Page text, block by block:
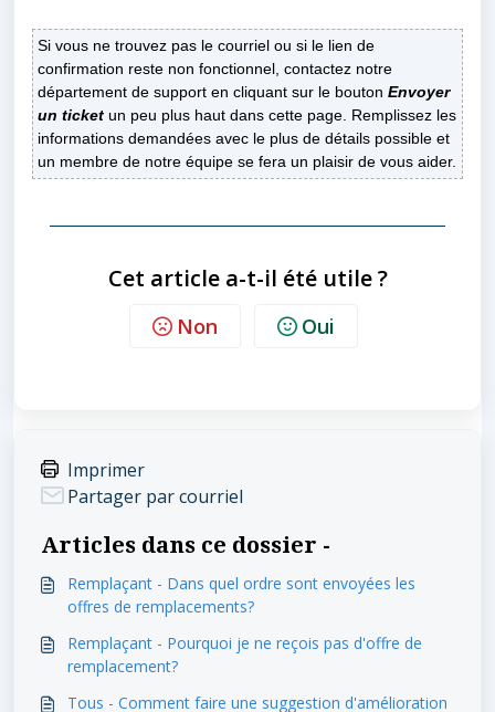
Si vous ne trouvez pas le courriel ou si le lien de
confirmation reste non fonctionnel, contactez notre
département de support en cliquant sur le bouton Envoyer
un ticket un peu plus haut dans cette page. Remplissez les
informations demandées avec le plus de détails possible et
un membre de notre équipe se fera un plaisir de vous aider.
Cet article a-t-il été utile ?
Non Oui
Imprimer
Partager par courriel
Articles dans ce dossier -
Remplaçant - Dans quel ordre sont envoyées les
offres de remplacements?
Remplaçant - Pourquoi je ne reçois pas d'offre de
remplacement?
Tous - Comment faire une suggestion d'amélioration